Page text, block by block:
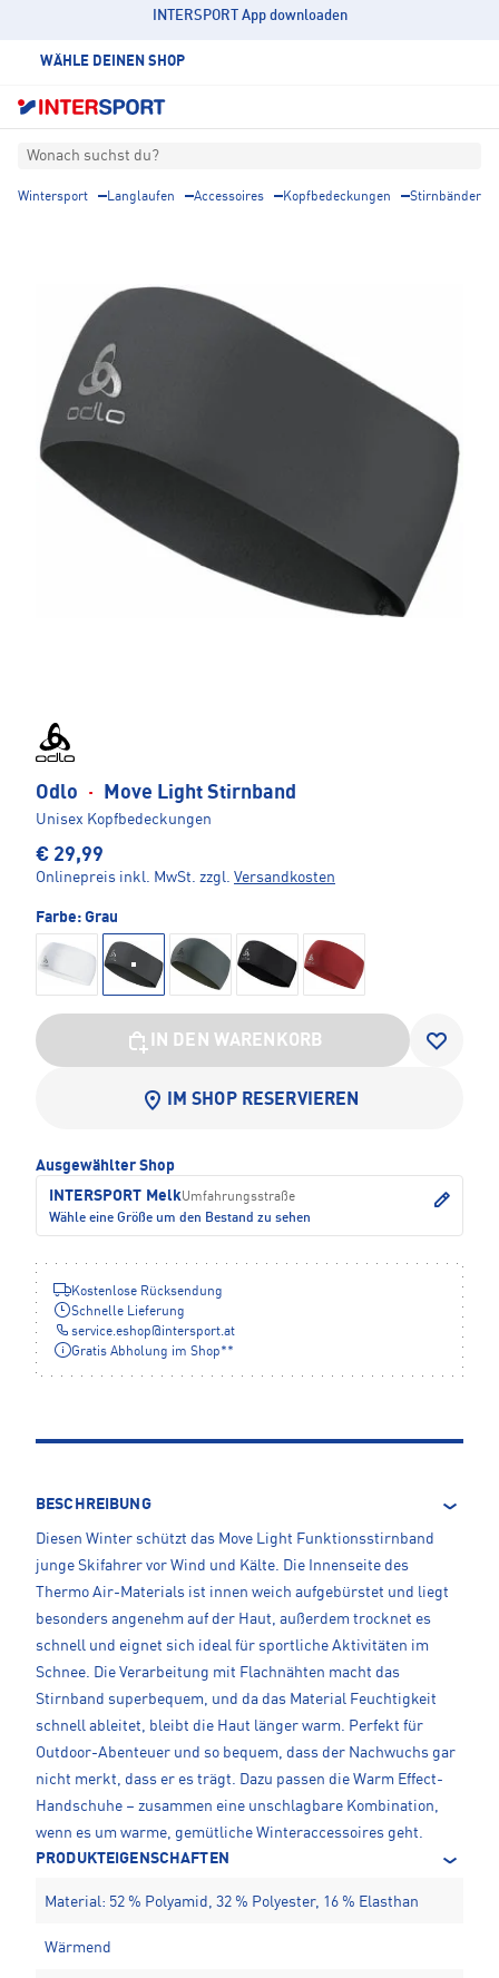
INTERSPORT App downloaden
WÄHLE DEINEN SHOP
Wonach suchst du?
Wintersport Langlaufen Accessoires Kopfbedeckungen Stirnbänder
Odlo · Move Light Stirnband
Unisex Kopfbedeckungen
€ 29,99
Onlinepreis inkl. MwSt. zzgl. Versandkosten
Farbe: Grau
IN DEN WARENKORB
IM SHOP RESERVIEREN
Ausgewählter Shop
INTERSPORT MelkUmfahrungsstraße
Wähle eine Größe um den Bestand zu sehen
Kostenlose Rücksendung
Schnelle Lieferung
service.eshop@intersport.at
Gratis Abholung im Shop**
BESCHREIBUNG
Diesen Winter schützt das Move Light Funktionsstirnband
junge Skifahrer vor Wind und Kälte. Die Innenseite des
Thermo Air-Materials ist innen weich aufgebürstet und liegt
besonders angenehm auf der Haut, außerdem trocknet es
schnell und eignet sich ideal für sportliche Aktivitäten im
Schnee. Die Verarbeitung mit Flachnähten macht das
Stirnband superbequem, und da das Material Feuchtigkeit
schnell ableitet, bleibt die Haut länger warm. Perfekt für
Outdoor-Abenteuer und so bequem, dass der Nachwuchs gar
nicht merkt, dass er es trägt. Dazu passen die Warm Effect-
Handschuhe – zusammen eine unschlagbare Kombination,
wenn es um warme, gemütliche Winteraccessoires geht.
PRODUKTEIGENSCHAFTEN
Material: 52 % Polyamid, 32 % Polyester, 16 % Elasthan
Wärmend